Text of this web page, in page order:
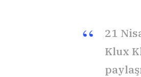
21
Klux